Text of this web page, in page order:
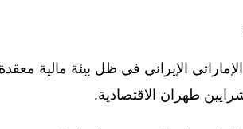
الإماراتي الإيراني في ظل بيئة مالية
طهران الاقتصادية.